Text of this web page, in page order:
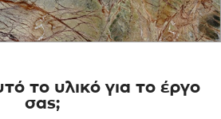
το υλικό για το έργο
σας;